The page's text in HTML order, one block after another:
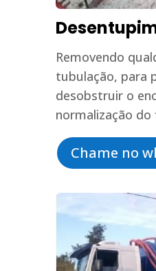
Removendo
tubulação, para
desobstruir o
normalização do
Chame no